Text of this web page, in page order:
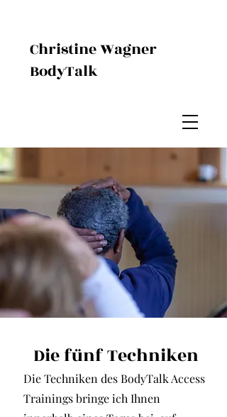
Christine Wagner
BodyTalk
Die fünf Techniken
Die Techniken des BodyTalk Access
Trainings bringe ich Ihnen